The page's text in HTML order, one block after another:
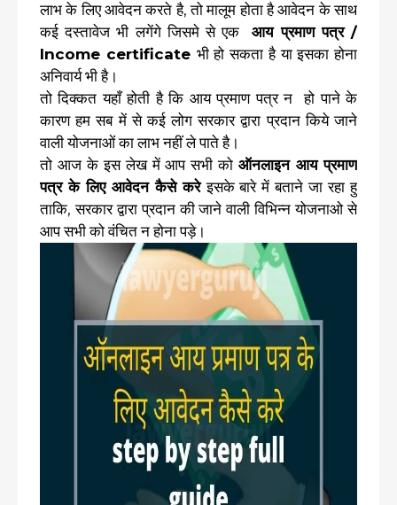
लाभ के लिए आवेदन करते है, तो मालूम होता है आवेदन के साथ
कई दस्तावेज भी लगेंगे जिसमे से एकआय प्रमाण पत्र /
Income certificate भी हो सकता है या इसका होना
अनिवार्य भी है।
तो दिक्कत यहाँ होती है कि आय प्रमाण पत्र न हो पाने के
कारण हम सब में से कई लोग सरकार द्वारा प्रदान किये जाने
वाली योजनाओं का लाभ नहीं ले पाते है।
तो आज के इस लेख में आप सभी कोऑनलाइन आय प्रमाण
पत्र के लिए आवेदन कैसे करेइसके बारे में बताने जा रहा हु
ताकि, सरकार द्वारा प्रदान की जाने वाली विभिन्न योजनाओ से
आप सभी को वंचित न होना पड़े।